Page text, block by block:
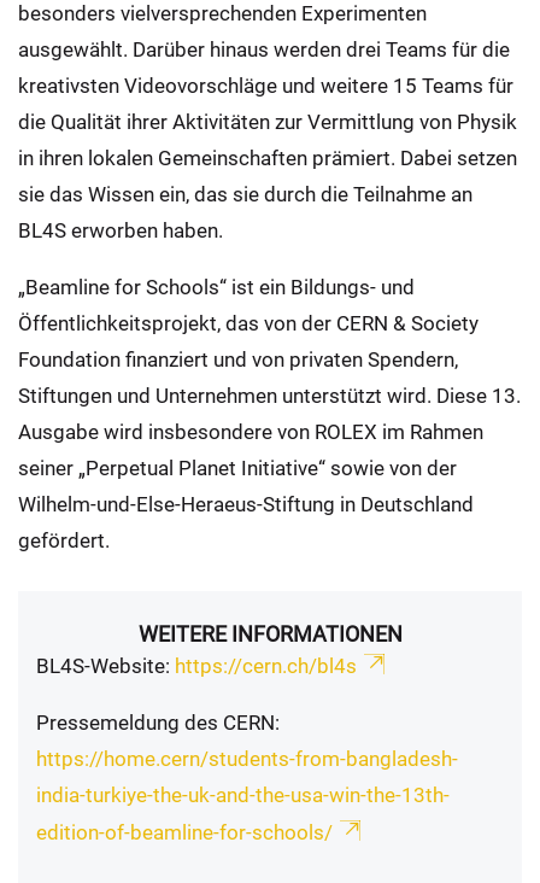
besonders vielversprechenden Experimenten
ausgewählt. Darüber hinaus werden drei Teams für die
kreativsten Videovorschläge und weitere 15 Teams für
die Qualität ihrer Aktivitäten zur Vermittlung von Physik
in ihren lokalen Gemeinschaften prämiert. Dabei setzen
sie das Wissen ein, das sie durch die Teilnahme an
BL4S erworben haben.
„Beamline for Schools“ ist ein Bildungs- und
Öffentlichkeitsprojekt, das von der CERN & Society
Foundation finanziert und von privaten Spendern,
Stiftungen und Unternehmen unterstützt wird. Diese 13.
Ausgabe wird insbesondere von ROLEX im Rahmen
seiner „Perpetual Planet Initiative“ sowie von der
Wilhelm-und-Else-Heraeus-Stiftung in Deutschland
gefördert.
WEITERE INFORMATIONEN
BL4S-Website: https://cern.ch/bl4s
Pressemeldung des CERN:
https://home.cern/students-from-bangladesh-
india-turkiye-the-uk-and-the-usa-win-the-13th-
edition-of-beamline-for-schools/